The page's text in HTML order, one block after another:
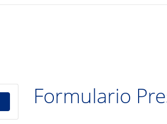
Formulario